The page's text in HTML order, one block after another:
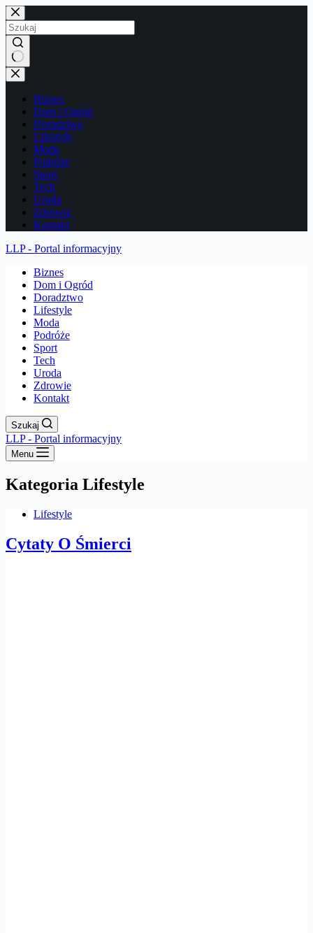
Przejdź
do
treści
Brak
wyników
Biznes
Dom i Ogród
Doradztwo
Lifestyle
Moda
Podróże
Sport
Tech
Uroda
Zdrowie
Kontakt
LLP - Portal informacyjny
Biznes
Dom i Ogród
Doradztwo
Lifestyle
Moda
Podróże
Sport
Tech
Uroda
Zdrowie
Kontakt
Szukaj
LLP - Portal informacyjny
Menu
Kategoria Lifestyle
Lifestyle
Cytaty O Śmierci